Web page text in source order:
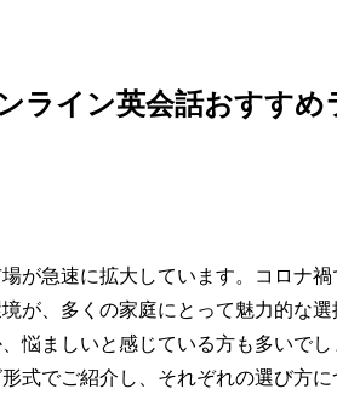
ライン英会話おすす
が急速に拡大しています。コロナ
が、多くの家庭にとって魅力的な
悩ましいと感じている方も多いで
式でご紹介し、それぞれの選び方に